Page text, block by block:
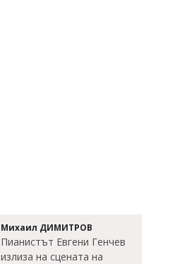
Михаил ДИМИТРОВ
Пианистът Евгени Генчев
излиза на сцената на